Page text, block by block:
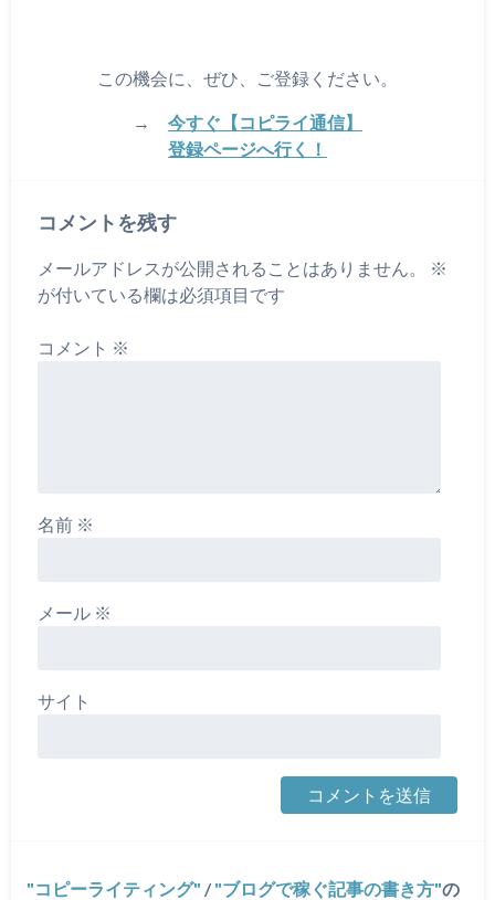
この機会に、ぜひ、ご登録ください。
→ 今すぐ【コピライ通信】
登録ページへ行く！
コメントを残す
メールアドレスが公開されることはありません。
※
が付いている欄は必須項目です
コメント ※
名前 ※
メール ※
サイト
コピーライティング / ブログで稼ぐ記事の書き方 の